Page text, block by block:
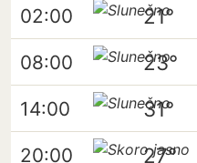
02:00 21°
08:00 23°
14:00 31°
20:00 27°